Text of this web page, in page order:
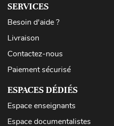
SERVICES
Besoin d'aide ?
Livraison
Contactez-nous
Paiement sécurisé
ESPACES DÉDIÉS
Espace enseignants
Espace documentalistes